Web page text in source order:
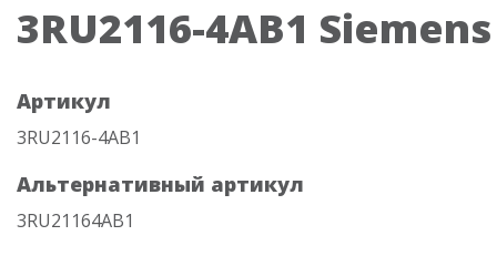
3RU2116-4AB1 Siemens
Артикул
3RU2116-4AB1
Альтернативный артикул
3RU21164AB1